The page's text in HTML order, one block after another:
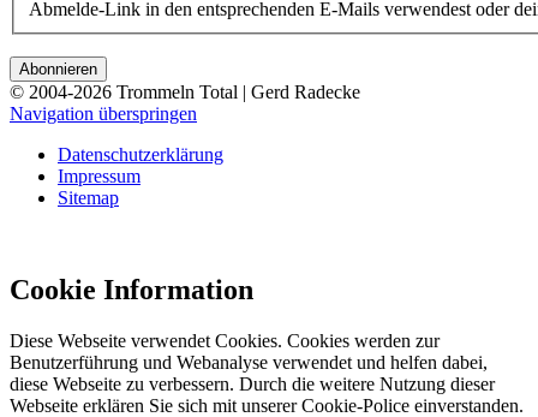
Abmelde-Link in den entsprechenden E-Mails verwendest oder
© 2004-2026 Trommeln Total | Gerd Radecke
Navigation überspringen
Datenschutzerklärung
Impressum
Sitemap
Cookie Information
Diese Webseite verwendet Cookies. Cookies werden zur
Benutzerführung und Webanalyse verwendet und helfen dabei,
diese Webseite zu verbessern. Durch die weitere Nutzung dieser
Webseite erklären Sie sich mit unserer Cookie-Police einverstanden.